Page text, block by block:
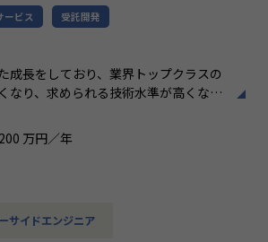
アンケート（Sun terrasで働く魅力に
、リモート、案件やポジション等、
期へのモチベーションが維持できる
いただいてるため、どのような技術
拘らず、様々な案件に関われる
サインしてもらうチャンスがある
ービス 受託開発
成長をしており、業界トップクラスの
なり、求められる技術水準が高くなっ
を強化すべく、高いエンジニアリング
る能力を持った方を採用したく思って
万円／年
サイドエンジニア